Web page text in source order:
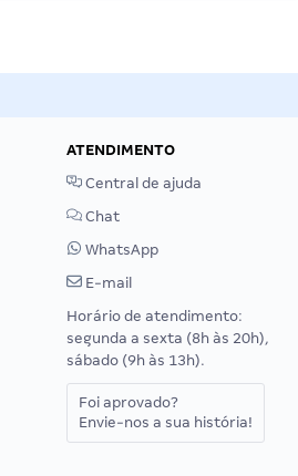
ATENDIMENTO
Central de ajuda
Chat
WhatsApp
E-mail
Horário de atendimento:
segunda a sexta (8h às 20h),
sábado (9h às 13h).
Foi aprovado?
Envie-nos a sua história!